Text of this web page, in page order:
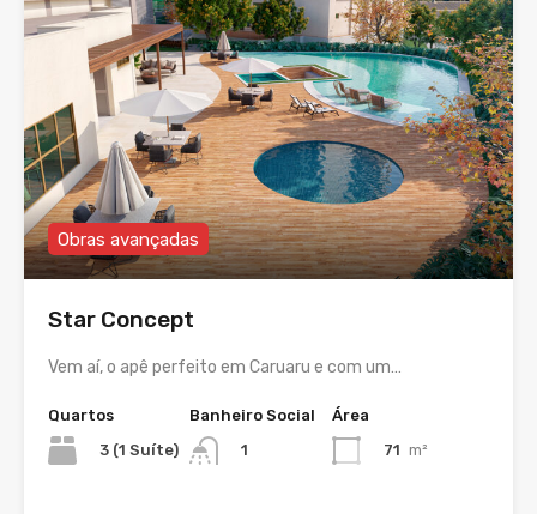
Obras avançadas
Star Concept
Vem aí, o apê perfeito em Caruaru e com um…
Quartos
3 (1 Suíte)
Banheiro Social
1
Área
71 m²